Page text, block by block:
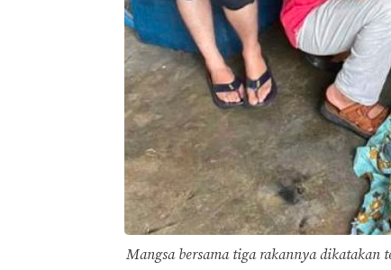
Mangsa bersama tiga rakannya dikatakan